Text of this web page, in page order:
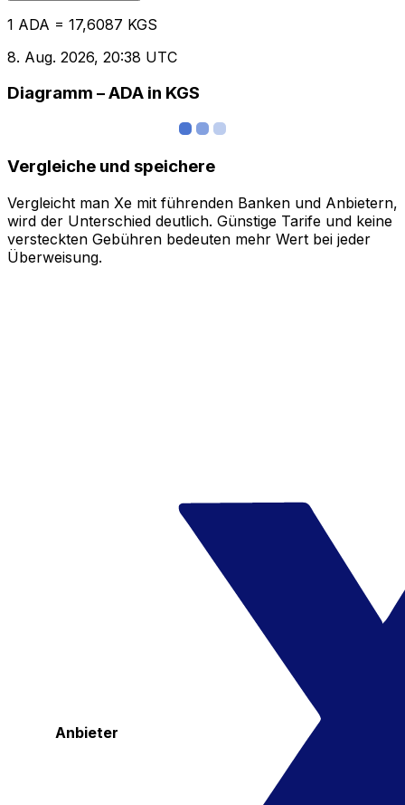
1 ADA = 17,6087 KGS
8. Aug. 2026, 20:38 UTC
Diagramm – ADA in KGS
Vergleiche und speichere
Vergleicht man Xe mit führenden Banken und Anbietern,
wird der Unterschied deutlich. Günstige Tarife und keine
versteckten Gebühren bedeuten mehr Wert bei jeder
Überweisung.
Anbieter